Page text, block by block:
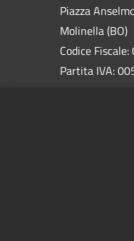
Piazza
Molinella (BO)
Codice
Partita IVA: